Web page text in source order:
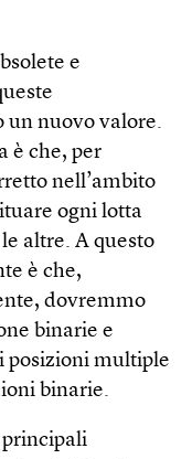
e
un nuovo valore.
è che, per
nell’ambito
ogni lotta
altre. A questo
è che,
dovremmo
binarie e
posizioni multiple
binarie.
principali